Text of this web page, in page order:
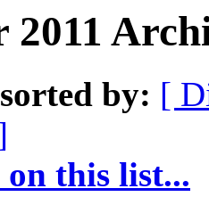
2011
by: [
this list...